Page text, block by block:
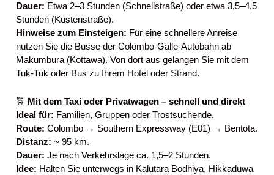
Dauer: Etwa 2–3 Stunden (Schnellstraße) oder etwa 3,5–4,5
Stunden (Küstenstraße).
Hinweise zum Einsteigen: Für eine schnellere Anreise
nutzen Sie die Busse der Colombo-Galle-Autobahn ab
Makumbura (Kottawa). Von dort aus gelangen Sie mit dem
Tuk-Tuk oder Bus zu Ihrem Hotel oder Strand.
🚖 Mit dem Taxi oder Privatwagen – schnell und direkt
Ideal für: Familien, Gruppen oder Trostsuchende.
Route: Colombo → Southern Expressway (E01) → Bentota.
Distanz: ~ 95 km.
Dauer: Je nach Verkehrslage ca. 1,5–2 Stunden.
Idee: Halten Sie unterwegs in Kalutara Bodhiya, Hikkaduwa